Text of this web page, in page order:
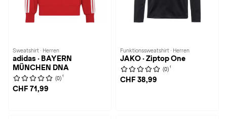
Sweatshirt · Herren
adidas · BAYERN
MÜNCHEN DNA
(0) 1
CHF 71,99
Funktionssweatshirt · Herren
JAKO · Ziptop One
(0) 1
CHF 38,99